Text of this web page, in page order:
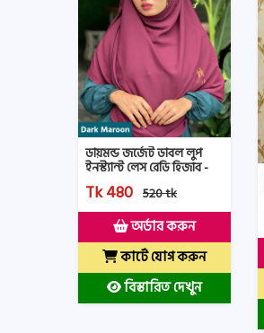
ডায়মন্ড জর্জেট ডাবল লুপ
ইনস্ট্যান্ট লেস রেডি হিজাব -
HLRH- Dark Maroon Color
Tk 480 520 tk
অর্ডার করুন
কার্টে যোগ করুন
বিস্তারিত দেখুন